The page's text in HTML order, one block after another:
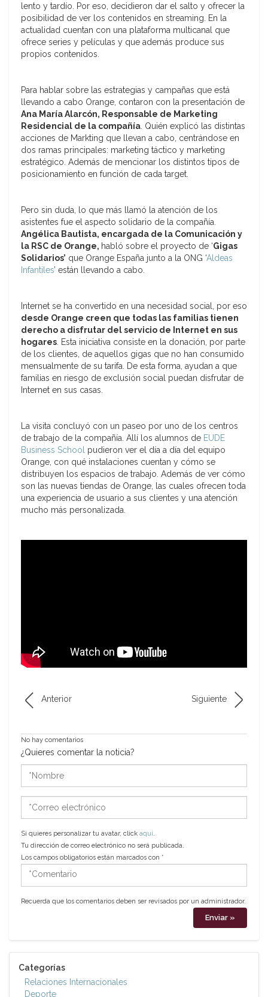
lento y tardío. Por eso, decidieron dar el salto y ofrecer la
posibilidad de ver los contenidos en streaming. En la
actualidad cuentan con una plataforma multicanal que
ofrece series y películas y que además produce sus
propios contenidos.
Para hablar sobre las estrategias y campañas que está
llevando a cabo Orange, contaron con la presentación de
Ana María Alarcón, Responsable de Marketing
Residencial de la compañía. Quién explicó las distintas
acciones de Markting que llevan a cabo, centrándose en
dos ramas principales: marketing táctico y marketing
estratégico. Además de mencionar los distintos tipos de
posicionamiento en función de cada target.
Pero sin duda, lo que más llamó la atención de los
asistentes fue el aspecto solidario de la compañía.
Angélica Bautista, encargada de la Comunicación y
la RSC de Orange, habló sobre el proyecto de ‘Gigas
Solidarios’ que Orange España junto a la ONG ‘Aldeas
Infantiles’ están llevando a cabo.
Internet se ha convertido en una necesidad social, por eso
desde Orange creen que todas las familias tienen
derecho a disfrutar del servicio de Internet en sus
hogares. Esta iniciativa consiste en la donación, por parte
de los clientes, de aquellos gigas que no han consumido
mensualmente de su tarifa. De esta forma, ayudan a que
familias en riesgo de exclusión social puedan disfrutar de
Internet en sus casas.
La visita concluyó con un paseo por uno de los centros
de trabajo de la compañía. Allí los alumnos de EUDE
Business School pudieron ver el día a día del equipo
Orange, con qué instalaciones cuentan y cómo se
distribuyen los espacios de trabajo. Además de ver cómo
son las nuevas tiendas de Orange, las cuales ofrecen toda
una experiencia de usuario a sus clientes y una atención
mucho más personalizada.
Anterior Siguiente
No hay comentarios
¿Quieres comentar la noticia?
electrónico
Si quieres personalizar tu avatar, click aquí.
Tu dirección de correo electrónico no será publicada.
Los campos obligatorios están marcados con *
*Comentario
Recuerda que los comentarios deben ser revisados por un administrador.
Categorías
Relaciones Internacionales
Deporte